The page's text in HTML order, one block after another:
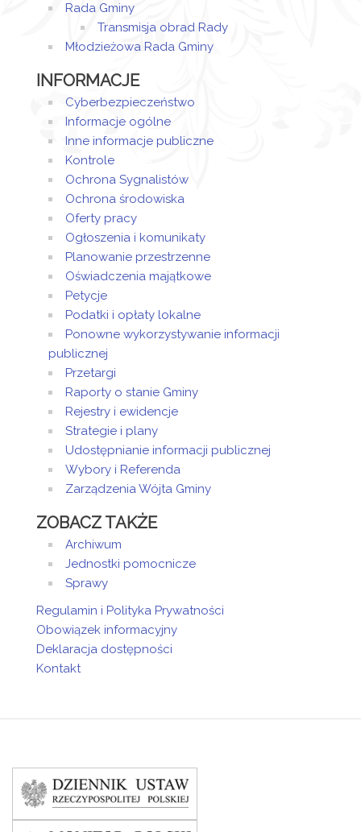
Rada Gminy
Transmisja obrad Rady
Młodzieżowa Rada Gminy
INFORMACJE
Cyberbezpieczeństwo
Informacje ogólne
Inne informacje publiczne
Kontrole
Ochrona Sygnalistów
Ochrona środowiska
Oferty pracy
Ogłoszenia i komunikaty
Planowanie przestrzenne
Oświadczenia majątkowe
Petycje
Podatki i opłaty lokalne
Ponowne wykorzystywanie informacji
publicznej
Przetargi
Raporty o stanie Gminy
Rejestry i ewidencje
Strategie i plany
Udostępnianie informacji publicznej
Wybory i Referenda
Zarządzenia Wójta Gminy
ZOBACZ TAKŻE
Archiwum
Jednostki pomocnicze
Sprawy
Regulamin i Polityka Prywatności
Obowiązek informacyjny
Deklaracja dostępności
Kontakt